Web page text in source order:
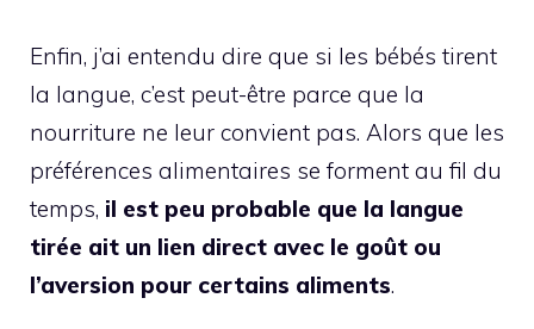
Enfin, j’ai entendu dire que si les bébés tirent
la langue, c’est peut-être parce que la
nourriture ne leur convient pas. Alors que les
préférences alimentaires se forment au fil du
temps, il est peu probable que la langue
tirée ait un lien direct avec le goût ou
l’aversion pour certains aliments.